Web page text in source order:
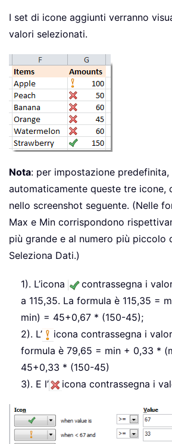
I set di icone aggiunti verranno
valori selezionati.
Nota: per impostazione predefinita,
automaticamente queste tre icone,
nello screenshot seguente. (Nelle
Max e Min corrispondono
più grande e al numero più piccolo
Seleziona Dati.)
1). L’icona
contrassegna i
a 115,35. La formula è 115,35 =
min) = 45+0,67 * (150-45);
2). L’
icona contrassegna i
formula è 79,65 = min + 0,33 *
45+0,33 * (150-45)
3). E l’
icona contrassegna i